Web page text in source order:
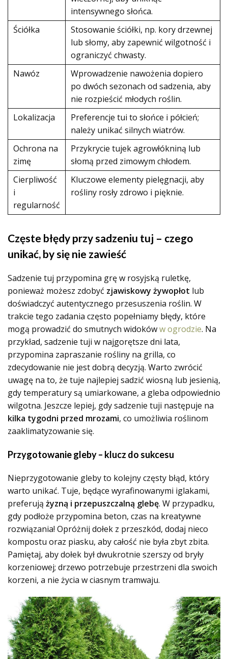
intensywnego słońca.
Ściółka
Stosowanie ściółki, np. kory drzewnej
lub słomy, aby zapewnić wilgotność i
ograniczyć chwasty.
Nawóz
Wprowadzenie nawożenia dopiero
po dwóch sezonach od sadzenia, aby
nie rozpieścić młodych roślin.
Lokalizacja
Preferencje tui to słońce i półcień;
należy unikać silnych wiatrów.
Ochrona na
zimę
Przykrycie tujek agrowłókniną lub
słomą przed zimowym chłodem.
Cierpliwość
i
regularność
Kluczowe elementy pielęgnacji, aby
rośliny rosły zdrowo i pięknie.
Częste błędy przy sadzeniu tuj – czego
unikać, by się nie zawieść
Sadzenie tuj przypomina grę w rosyjską ruletkę,
ponieważ możesz zdobyć zjawiskowy żywopłot lub
doświadczyć autentycznego przesuszenia roślin. W
trakcie tego zadania często popełniamy błędy, które
mogą prowadzić do smutnych widokóww ogrodzie. Na
przykład, sadzenie tuji w najgorętsze dni lata,
przypomina zapraszanie rośliny na grilla, co
zdecydowanie nie jest dobrą decyzją. Warto zwrócić
uwagę na to, że tuje najlepiej sadzić wiosną lub jesienią,
gdy temperatury są umiarkowane, a gleba odpowiednio
wilgotna. Jeszcze lepiej, gdy sadzenie tuji następuje na
kilka tygodni przed mrozami, co umożliwia roślinom
zaaklimatyzowanie się.
Przygotowanie gleby – klucz do sukcesu
Nieprzygotowanie gleby to kolejny częsty błąd, który
warto unikać. Tuje, będące wyrafinowanymi iglakami,
preferują żyzną i przepuszczalną glebę. W przypadku,
gdy podłoże przypomina beton, czas na kreatywne
rozwiązania! Opróżnij dołek z przeszkód, dodaj nieco
kompostu oraz piasku, aby całość nie była zbyt zbita.
Pamiętaj, aby dołek był dwukrotnie szerszy od bryły
korzeniowej; drzewo potrzebuje przestrzeni dla swoich
korzeni, a nie życia w ciasnym tramwaju.